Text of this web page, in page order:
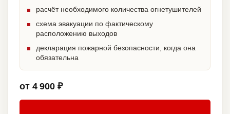
расчёт необходимого количества огнетушителей
схема эвакуации по фактическому
расположению выходов
декларация пожарной безопасности, когда она
обязательна
от 4 900 ₽